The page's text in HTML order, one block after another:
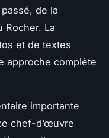
de la
Rocher. La
et de textes
approche complète
importante
chef-d’œuvre